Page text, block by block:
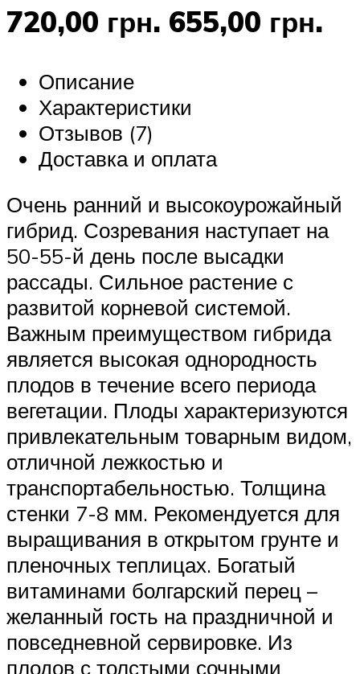
720,00 грн. 655,00 грн.
Описание
Характеристики
Отзывов (7)
Доставка и оплата
Очень ранний и высокоурожайный
гибрид. Созревания наступает на
50-55-й день после высадки
рассады. Сильное растение с
развитой корневой системой.
Важным преимуществом гибрида
является высокая однородность
плодов в течение всего периода
вегетации. Плоды характеризуются
привлекательным товарным видом,
отличной лежкостью и
транспортабельностью. Толщина
стенки 7-8 мм. Рекомендуется для
выращивания в открытом грунте и
пленочных теплицах. Богатый
витаминами болгарский перец –
желанный гость на праздничной и
повседневной сервировке. Из
плодов с толстыми сочными